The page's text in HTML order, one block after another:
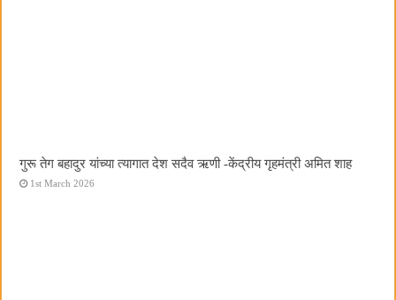
गुरू तेग बहादुर यांच्या त्यागात देश सदैव ऋणी -केंद्रीय गृहमंत्री अमित शाह
1st March 2026